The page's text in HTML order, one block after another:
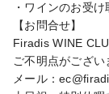
・ワインのお受
【お問合せ】
Firadis WINE
ご不明点がござい
メール：